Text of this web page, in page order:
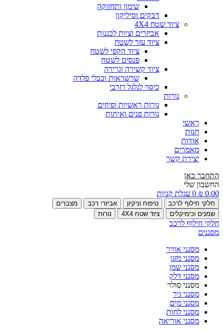
שימון ותחזוקה
דבקים וסיליקון
ציוד שטח 4X4
אביזרים וציות לכננות
ציוד עזר לשטח
ציוד הקפי לשטח
פנסים לשטח
ציוד קשירה וגרירה
שרשראות וכבלי פלדה
כיסוי לגלגל רזרבי
נורות
נורות ראשיות ופיוזים
נורות פנים ואיתות
ראשי
חנות
אודות
מאמרים
יצירת קשר
התחבר כאן
החשבון שלי
₪ 0.00
0 עגלת קניות
חלקי חילוף לרכב טיפוח וניקיון אביזרי רכב
מצברים
שמנים וכימיקלים
ציוד שטח 4X4 נורות
חלקי חילוף לרכב
מסננים
מסנני אוויר
מסנני מזגן
מסנני שמן
מסנני דלק
מסנני סולר
מסנני גיר
מסנני מים
מסנני לחות
מסנני אוריאה